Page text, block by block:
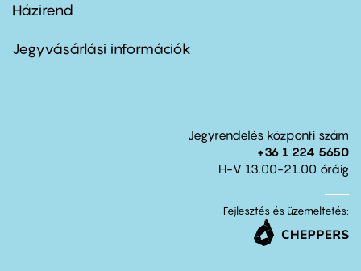
Footer
second
Házirend
Jegyvásárlási információk
Jegyrendelés központi szám
+36 1 224 5650
H-V 13.00-21.00 óráig
Fejlesztés és üzemeltetés: